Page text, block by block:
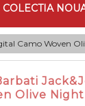
COLECTIA
Camo Woven
Olive Night